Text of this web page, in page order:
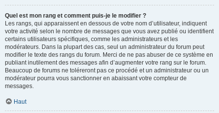
Quel est mon rang et comment puis-je le modifier ?
Les rangs, qui apparaissent en dessous de votre nom d’utilisateur, indiquent
votre activité selon le nombre de messages que vous avez publié ou identifient
certains utilisateurs spécifiques, comme les administrateurs et les
modérateurs. Dans la plupart des cas, seul un administrateur du forum peut
modifier le texte des rangs du forum. Merci de ne pas abuser de ce système en
publiant inutilement des messages afin d’augmenter votre rang sur le forum.
Beaucoup de forums ne toléreront pas ce procédé et un administrateur ou un
modérateur pourra vous sanctionner en abaissant votre compteur de
messages.
Haut